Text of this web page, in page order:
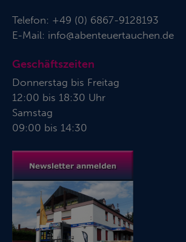
Telefon: +49 (0) 6867-9128193
E-Mail: info@abenteuertauchen.de
Geschäftszeiten
Donnerstag bis Freitag
12:00 bis 18:30 Uhr
Samstag
09:00 bis 14:30